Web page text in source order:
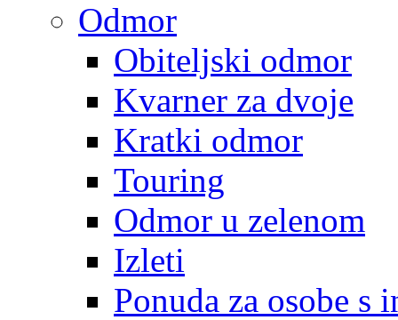
Odmor
Obiteljski odmor
Kvarner za dvoje
Kratki odmor
Touring
Odmor u zelenom
Izleti
Ponuda za osobe s